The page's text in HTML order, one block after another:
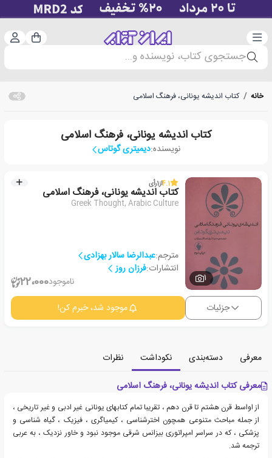
دسته‌بندی سبد
جستجوی کتاب، نویسنده و...
خانه / کتاب اندیشه یونانی، فرهنگ اسلامی
کتاب اندیشه یونانی، فرهنگ اسلامی
نویسنده:دیمیتری گوتاس
1
4.1از1رأی
کتاب اندیشه یونانی، فرهنگ اسلامی
Greek Thought, Arabic Culture
مترجم:عبدالرضا سالار بهزادی
انتشارات:فرزان روز
ناموجود22،000
جزئیات موجود شد، خبرم کن!
معرفی دسته‌بندی نکوداشت
نظرات
معرفی کتاب اندیشه یونانی، فرهنگ اسلامی
از اواسط قرن هشتم تا قرن دهم ، تقریبا تمام کتابهای یونانی غیر ادبی و غیر تاریخی ،
از جمله مباحث متنوعی همچون اخترشناسی ، کیمیاگری ، فیزیک ، گیاه شناسی و
پزشکی ، که در سراسر امپراتوری بیزانس شرقی موجود نبود و خاور نزدیک ، به عربی
ترجمه شد.